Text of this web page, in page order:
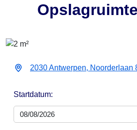
2030 Antwerpen, Noorderlaan
Startdatum: